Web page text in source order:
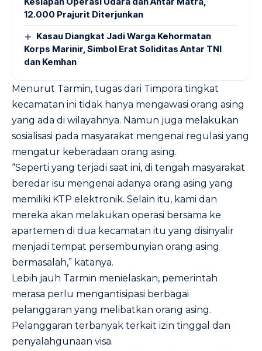
12.000 Prajurit Diterjunkan
Kasau Diangkat Jadi Warga Kehormatan
Korps Marinir, Simbol Erat Soliditas Antar TNI
dan Kemhan
Menurut Tarmin, tugas dari Timpora tingkat
kecamatan ini tidak hanya mengawasi orang asing
yang ada di wilayahnya. Namun juga melakukan
sosialisasi pada masyarakat mengenai regulasi yang
mengatur keberadaan orang asing.
“Seperti yang terjadi saat ini, di tengah masyarakat
beredar isu mengenai adanya orang asing yang
memiliki KTP elektronik. Selain itu, kami dan
mereka akan melakukan operasi bersama ke
apartemen di dua kecamatan itu yang disinyalir
menjadi tempat persembunyian orang asing
bermasalah,” katanya.
Lebih jauh Tarmin menielaskan, pemerintah
merasa perlu mengantisipasi berbagai
pelanggaran yang melibatkan orang asing.
Pelanggaran terbanyak terkait izin tinggal dan
penyalahgunaan visa.